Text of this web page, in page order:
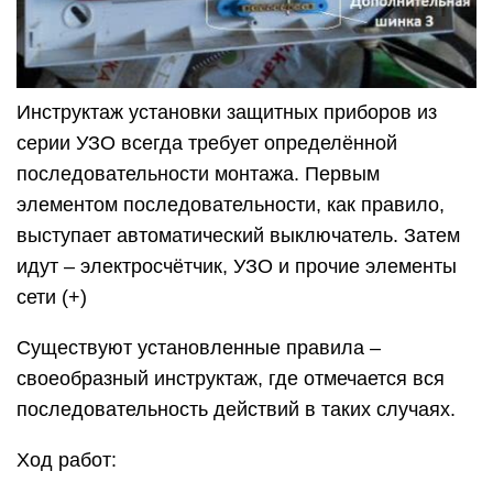
Инструктаж установки защитных приборов из
серии УЗО всегда требует определённой
последовательности монтажа. Первым
элементом последовательности, как правило,
выступает автоматический выключатель. Затем
идут – электросчётчик, УЗО и прочие элементы
сети (+)
Существуют установленные правила –
своеобразный инструктаж, где отмечается вся
последовательность действий в таких случаях.
Ход работ: